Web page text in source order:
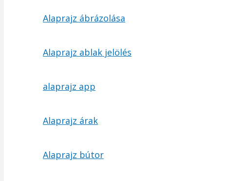
Alaprajz ábrázolása
Alaprajz ablak jelölés
alaprajz app
Alaprajz árak
Alaprajz bútor